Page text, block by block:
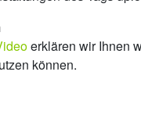
erklären wir Ihnen
können.